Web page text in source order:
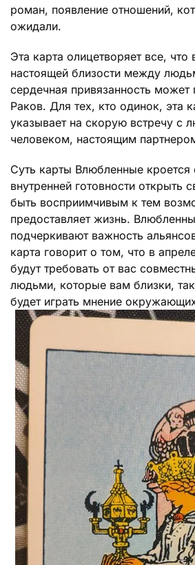
роман, появление отношений,
ожидали.
Эта карта олицетворяет все, что
настоящей близости между
сердечная привязанность может
Раков. Для тех, кто одинок, эта
указывает на скорую встречу с
человеком, настоящим
Суть карты Влюбленные кроется
внутренней готовности открыть
быть восприимчивым к тем
предоставляет жизнь.
подчеркивают важность
карта говорит о том, что в
будут требовать от вас
людьми, которые вам близки,
будет играть мнение